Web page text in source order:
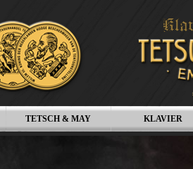
TETSCH & MAY KLAVIER